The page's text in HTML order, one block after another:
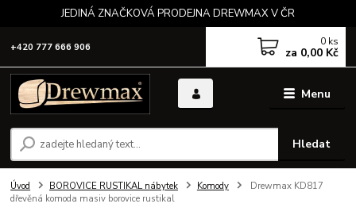
JEDINÁ ZNAČKOVÁ PRODEJNA DREWMAX V ČR
Menu
Hledat
+420 777 666 906 0 ks
za 0,00 Kč
Úvod BOROVICE RUSTIKAL nábytek Komody
Drewmax KD817
dřevěná komoda masiv borovice rustikal